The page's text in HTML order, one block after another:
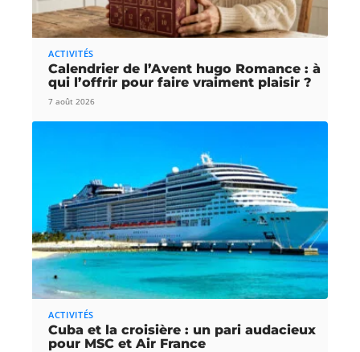
ACTIVITÉS
Calendrier de l’Avent hugo Romance : à
qui l’offrir pour faire vraiment plaisir ?
7 août 2026
ACTIVITÉS
Cuba et la croisière : un pari audacieux
pour MSC et Air France